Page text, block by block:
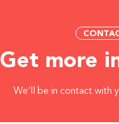
Get more
We’ll be in contact with